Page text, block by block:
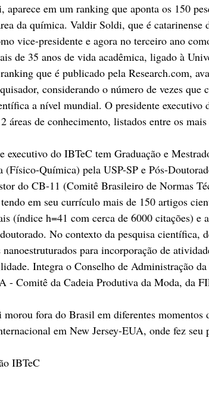
aparece em um ranking que aponta os 150
da química. Valdir Soldi, que é catarinense
vice-presidente e agora no terceiro ano
de 35 anos de vida acadêmica, ligado à
que é publicado pela Research.com,
considerando o número de vezes
a nível mundial. O presidente executivo
áreas de conhecimento, listados entre os
executivo do IBTeC tem Graduação e
(Físico-Química) pela USP-SP e Pós-
do CB-11 (Comitê Brasileiro de Normas
em seu currículo mais de 150 artigos
(índice h=41 com cerca de 6000 citações) e
No contexto da pesquisa científica,
para incorporação de
Integra o Conselho de Administração
- Comitê da Cadeia Produtiva da Moda, da
fora do Brasil em diferentes momentos
em New Jersey-EUA, onde fez
IBTeC